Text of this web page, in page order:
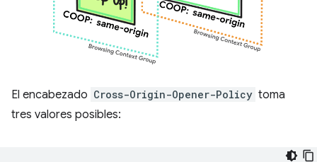
El encabezado Cross-Origin-Opener-Policy toma
tres valores posibles: